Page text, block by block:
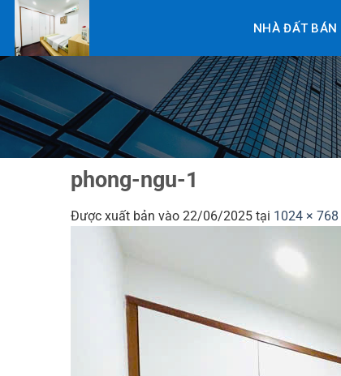
qua
nội
NHÀ ĐẤT BÁN
phong-ngu-1
Được xuất bản vào 22/06/2025 tại 1024 × 768